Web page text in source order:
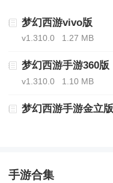
亲密社交，经典回合
画风精美，技能超
镖，师门捉鬼，轻松
换，玩法多样趣味无
《梦幻西游》游戏
宠物装备，超凡来袭
梦幻西游vivo版
v1.310.0 1.27 MB
梦幻西游手游360版
v1.310.0 1.10 MB
梦幻西游手游金立版
v1.310.0
手游合集